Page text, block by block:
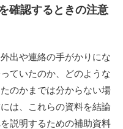
確認するときの注意
出や連絡の手がかりにな
ていたのか、どのような
のかまでは分からない場
は、これらの資料を結論
説明するための補助資料